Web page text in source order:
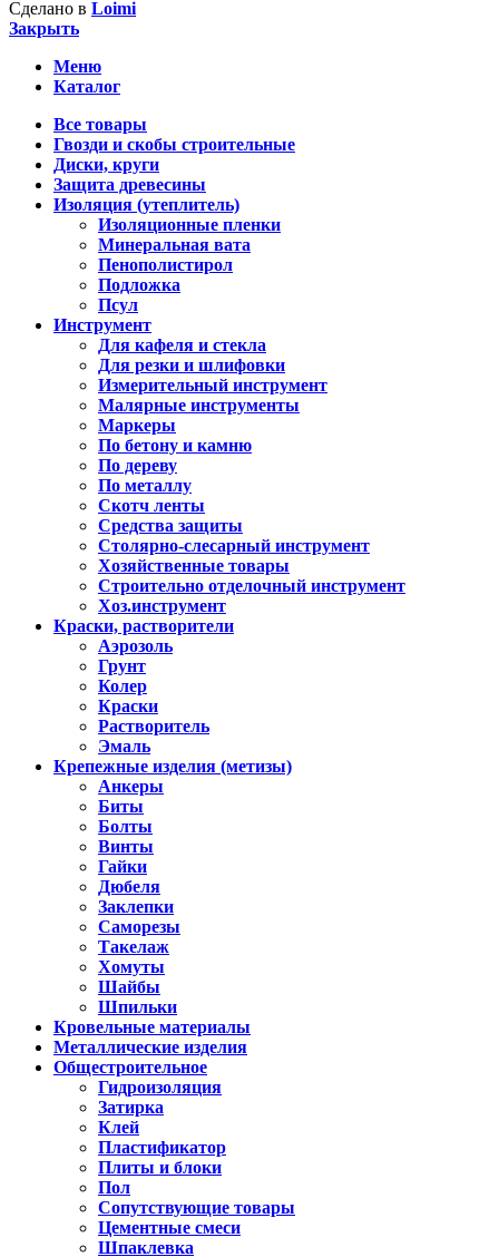
Сделано в Loimi
Закрыть
Меню
Каталог
Все товары
Гвозди и скобы строительные
Диски, круги
Защита древесины
Изоляция (утеплитель)
Изоляционные пленки
Минеральная вата
Пенополистирол
Подложка
Псул
Инструмент
Для кафеля и стекла
Для резки и шлифовки
Измерительный инструмент
Малярные инструменты
Маркеры
По бетону и камню
По дереву
По металлу
Скотч ленты
Средства защиты
Столярно-слесарный инструмент
Хозяйственные товары
Строительно отделочный инструмент
Хоз.инструмент
Краски, растворители
Аэрозоль
Грунт
Колер
Краски
Растворитель
Эмаль
Крепежные изделия (метизы)
Анкеры
Биты
Болты
Винты
Гайки
Дюбеля
Заклепки
Саморезы
Такелаж
Хомуты
Шайбы
Шпильки
Кровельные материалы
Металлические изделия
Общестроительное
Гидроизоляция
Затирка
Клей
Пластификатор
Плиты и блоки
Пол
Сопутствующие товары
Цементные смеси
Шпаклевка